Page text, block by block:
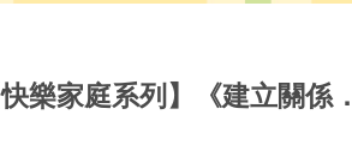
快樂家庭系列】《建立關